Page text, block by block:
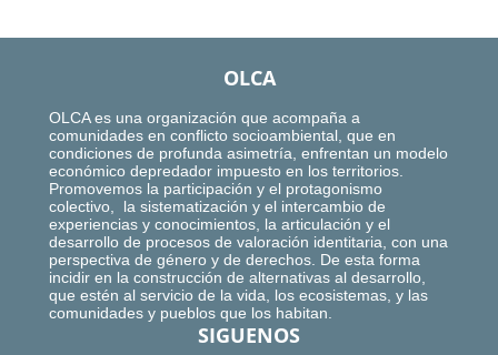
OLCA
OLCA es una organización que acompaña a
comunidades en conflicto socioambiental, que en
condiciones de profunda asimetría, enfrentan un modelo
económico depredador impuesto en los territorios.
Promovemos la participación y el protagonismo
colectivo, la sistematización y el intercambio de
experiencias y conocimientos, la articulación y el
desarrollo de procesos de valoración identitaria, con una
perspectiva de género y de derechos. De esta forma
incidir en la construcción de alternativas al desarrollo,
que estén al servicio de la vida, los ecosistemas, y las
comunidades y pueblos que los habitan.
SIGUENOS